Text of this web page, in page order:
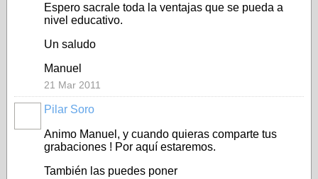
Espero sacrale toda la ventajas que se pueda a
nivel educativo.
Un saludo
Manuel
21 Mar 2011
Pilar Soro
Animo Manuel, y cuando quieras comparte tus
grabaciones ! Por aquí estaremos.
También las puedes poner